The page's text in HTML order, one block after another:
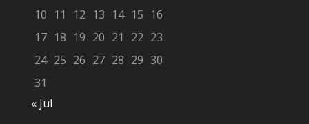
10 11 12 13 14 15 16
17 18 19 20 21 22 23
24 25 26 27 28 29 30
31
« Jul